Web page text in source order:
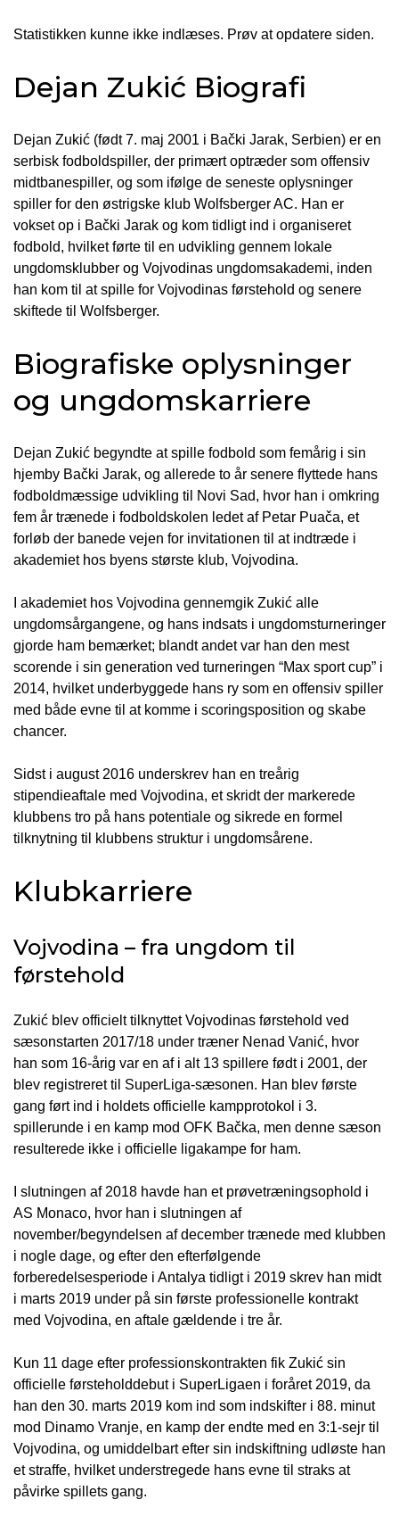
Statistikken kunne ikke indlæses. Prøv at opdatere siden.
Dejan Zukić Biografi
Dejan Zukić (født 7. maj 2001 i Bački Jarak, Serbien) er en
serbisk fodboldspiller, der primært optræder som offensiv
midtbanespiller, og som ifølge de seneste oplysninger
spiller for den østrigske klub Wolfsberger AC. Han er
vokset op i Bački Jarak og kom tidligt ind i organiseret
fodbold, hvilket førte til en udvikling gennem lokale
ungdomsklubber og Vojvodinas ungdomsakademi, inden
han kom til at spille for Vojvodinas førstehold og senere
skiftede til Wolfsberger.
Biografiske oplysninger
og ungdomskarriere
Dejan Zukić begyndte at spille fodbold som femårig i sin
hjemby Bački Jarak, og allerede to år senere flyttede hans
fodboldmæssige udvikling til Novi Sad, hvor han i omkring
fem år trænede i fodboldskolen ledet af Petar Puača, et
forløb der banede vejen for invitationen til at indtræde i
akademiet hos byens største klub, Vojvodina.
I akademiet hos Vojvodina gennemgik Zukić alle
ungdomsårgangene, og hans indsats i ungdomsturneringer
gjorde ham bemærket; blandt andet var han den mest
scorende i sin generation ved turneringen “Max sport cup” i
2014, hvilket underbyggede hans ry som en offensiv spiller
med både evne til at komme i scoringsposition og skabe
chancer.
Sidst i august 2016 underskrev han en treårig
stipendieaftale med Vojvodina, et skridt der markerede
klubbens tro på hans potentiale og sikrede en formel
tilknytning til klubbens struktur i ungdomsårene.
Klubkarriere
Vojvodina – fra ungdom til
førstehold
Zukić blev officielt tilknyttet Vojvodinas førstehold ved
sæsonstarten 2017/18 under træner Nenad Vanić, hvor
han som 16-årig var en af i alt 13 spillere født i 2001, der
blev registreret til SuperLiga-sæsonen. Han blev første
gang ført ind i holdets officielle kampprotokol i 3.
spillerunde i en kamp mod OFK Bačka, men denne sæson
resulterede ikke i officielle ligakampe for ham.
I slutningen af 2018 havde han et prøvetræningsophold i
AS Monaco, hvor han i slutningen af
november/begyndelsen af december trænede med klubben
i nogle dage, og efter den efterfølgende
forberedelsesperiode i Antalya tidligt i 2019 skrev han midt
i marts 2019 under på sin første professionelle kontrakt
med Vojvodina, en aftale gældende i tre år.
Kun 11 dage efter professionskontrakten fik Zukić sin
officielle førsteholddebut i SuperLigaen i foråret 2019, da
han den 30. marts 2019 kom ind som indskifter i 88. minut
mod Dinamo Vranje, en kamp der endte med en 3:1-sejr til
Vojvodina, og umiddelbart efter sin indskiftning udløste han
et straffe, hvilket understregede hans evne til straks at
påvirke spillets gang.